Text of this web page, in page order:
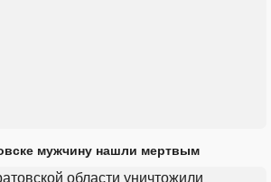
мужчину нашли мертвым